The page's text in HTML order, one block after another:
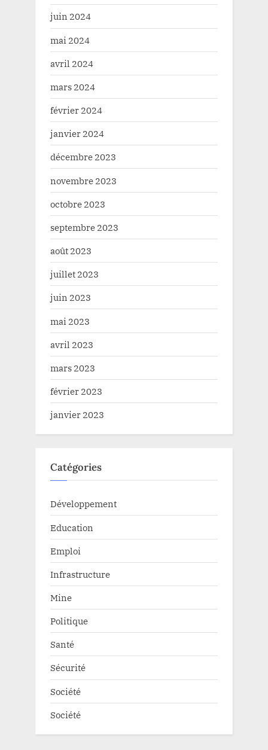
juin 2024
mai 2024
avril 2024
mars 2024
février 2024
janvier 2024
décembre 2023
novembre 2023
octobre 2023
septembre 2023
août 2023
juillet 2023
juin 2023
mai 2023
avril 2023
mars 2023
février 2023
janvier 2023
Catégories
Développement
Education
Emploi
Infrastructure
Mine
Politique
Santé
Sécurité
Société
Société